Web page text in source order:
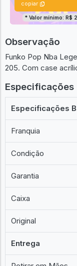
copiar
* Valor mínimo: R$
Observação
Funko Pop Nba
205. Com case
Especificações
Especificações
Franquia
Condição
Garantia
Caixa
Original
Entrega